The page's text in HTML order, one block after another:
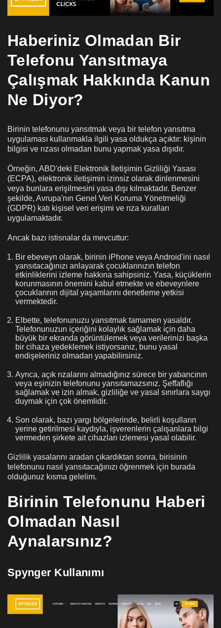
Haberiniz Olmadan Bir
Telefonu Yansıtmaya
Çalışmak Hakkında Kanun
Ne Diyor?
Birinin telefonunu yansıtmak veya bir telefon yansıtma
uygulaması kullanmakla ilgili yasa oldukça açıktır: kişinin
bilgisi ve rızası olmadan bunu yapmak yasa dışıdır.
Örneğin, ABD'deki Elektronik İletişimin Gizliliği Yasası
(ECPA), elektronik iletişimin izinsiz olarak dinlenmesini
veya bunlara erişilmesini yasa dışı kılmaktadır. Benzer
şekilde, Avrupa'nın Genel Veri Koruma Yönetmeliği
(GDPR) katı kişisel veri erişimi ve rıza kuralları
uygulamaktadır.
Ancak bazı istisnalar da mevcuttur:
Bir ebeveyn olarak, birinin iPhone veya Android'ini nasıl
yansıtacağınızı anlayarak çocuklarınızın telefon
etkinliklerini izleme hakkına sahipsiniz. Yasa, küçüklerin
korunmasının önemini kabul etmekte ve ebeveynlere
çocuklarının dijital yaşamlarını denetleme yetkisi
vermektedir.
Elbette, telefonunuzu yansıtmak tamamen yasaldır.
Telefonunuzun içeriğini kolaylık sağlamak için daha
büyük bir ekranda görüntülemek veya verilerinizi başka
bir cihaza yedeklemek istiyorsanız, bunu yasal
endişeleriniz olmadan yapabilirsiniz.
Ayrıca, açık rızalarını almadığınız sürece bir yabancının
veya eşinizin telefonunu yansıtamazsınız. Şeffaflığı
sağlamak ve izin almak, gizliliğe ve yasal sınırlara saygı
duymak için çok önemlidir.
Son olarak, bazı yargı bölgelerinde, belirli koşulların
yerine getirilmesi kaydıyla, işverenlerin çalışanlara bilgi
vermeden şirkete ait cihazları izlemesi yasal olabilir.
Gizlilik yasalarını aradan çıkardıktan sonra, birisinin
telefonunu nasıl yansıtacağınızı öğrenmek için burada
olduğunuz kısma gelelim.
Birinin Telefonunu Haberi
Olmadan Nasıl
Aynalarsınız?
Spynger Kullanımı